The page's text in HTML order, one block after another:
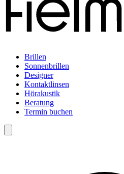
Brillen
Sonnenbrillen
Designer
Kontaktlinsen
Hörakustik
Beratung
Termin buchen